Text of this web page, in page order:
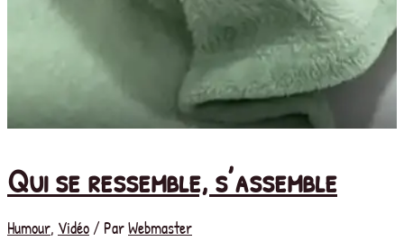
Qui se ressemble, s’assemble
Humour, Vidéo/ ParWebmaster